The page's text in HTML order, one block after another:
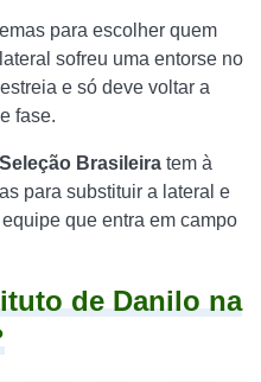
para escolher quem
sofreu uma entorse no
e só deve voltar a
fase.
Seleção Brasileira tem à
para substituir a lateral e
que entra em campo
de Danilo na